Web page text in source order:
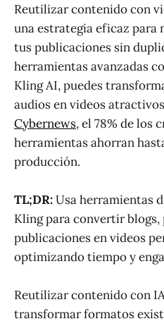
Reutilizar contenido con
una estrategia eficaz para
tus publicaciones sin
herramientas avanzadas
Kling AI, puedes
audios en videos
Cybernews, el 78% de los
herramientas ahorran
producción.
TL;DR:Usa herramientas
Kling para convertir blogs,
publicaciones en videos
optimizando tiempo y
Reutilizar contenido con
transformar formatos